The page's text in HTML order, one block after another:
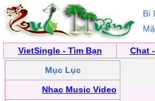
Bí
VietSingle - Tìm Bạn Chat
Mục Lục
Nhạc Music Video